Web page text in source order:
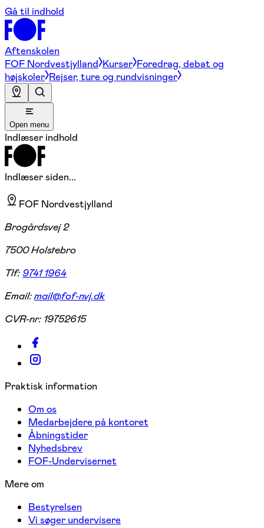
Gå til indhold
Aftenskolen
FOF Nordvestjylland Kurser Foredrag, debat og
højskoler Rejser, ture og rundvisninger
Open menu
Indlæser indhold
Indlæser siden...
FOF Nordvestjylland
Brogårdsvej 2
7500 Holstebro
Tlf:9741 1964
Email:mail@fof-nvj.dk
CVR-nr: 19752615
Praktisk information
Om os
Medarbejdere på kontoret
Åbningstider
Nyhedsbrev
FOF-Undervisernet
Mere om
Bestyrelsen
Vi søger undervisere